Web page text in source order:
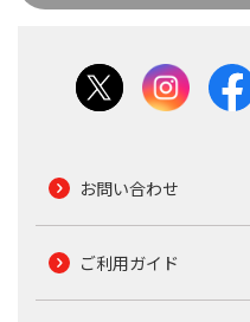
お問い合わせ
ご利用ガイド